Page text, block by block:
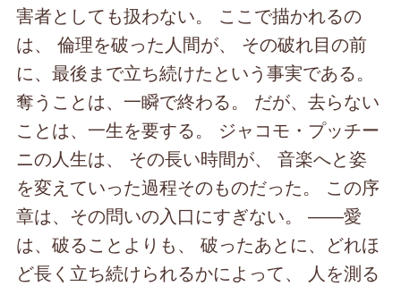
害者としても扱わない。 ここで描かれるの
は、 倫理を破った人間が、 その破れ目の前
に、最後まで立ち続けたという事実である。
奪うことは、一瞬で終わる。 だが、去らない
ことは、一生を要する。 ジャコモ・プッチー
ニの人生は、 その長い時間が、 音楽へと姿
を変えていった過程そのものだった。 この序
章は、その問いの入口にすぎない。 ――愛
は、破ることよりも、 破ったあとに、どれほ
ど長く立ち続けられるかによって、 人を測る